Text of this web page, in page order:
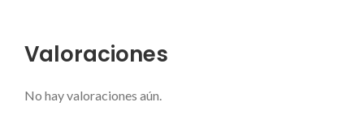
Valoraciones
No hay valoraciones aún.